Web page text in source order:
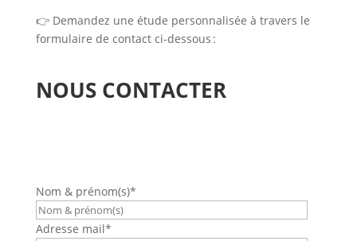
👉 Demandez une étude personnalisée à travers le
formulaire de contact ci-dessous :
NOUS CONTACTER
Nom & prénom(s)*
Adresse mail*